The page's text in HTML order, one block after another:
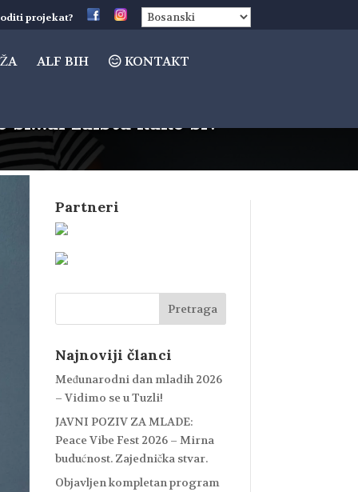
projekat?
ALF BIH KONTAKT
si…al zaista kako si?“
Partneri
Najnoviji članci
Međunarodni dan mladih 2026
– Vidimo se u Tuzli!
JAVNI POZIV ZA MLADE:
Peace Vibe Fest 2026 – Mirna
budućnost. Zajednička stvar.
Objavljen kompletan program